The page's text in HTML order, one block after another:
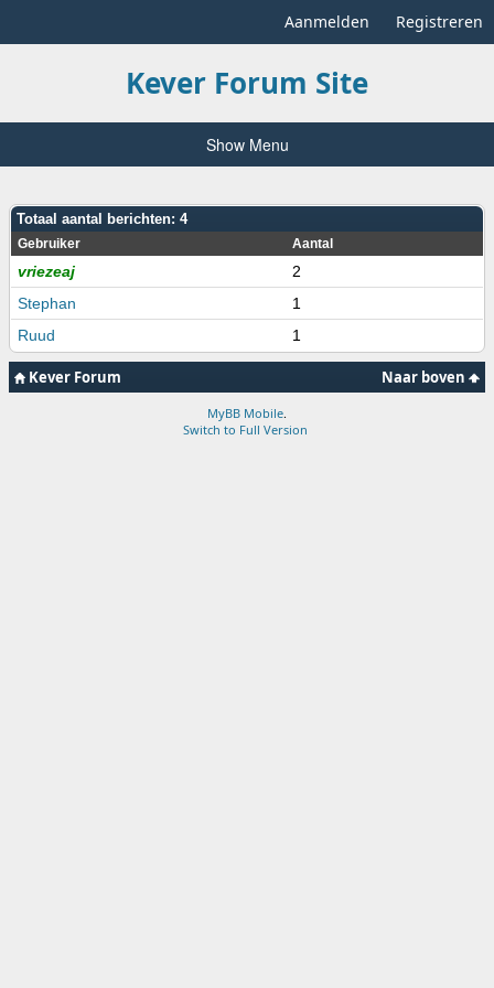
Aanmelden Registreren
Kever Forum Site
Show Menu
Totaal aantal berichten: 4
Gebruiker Aantal
vriezeaj
2
Stephan
1
Ruud
1
Naar boven
Kever Forum
MyBB Mobile
Switch to Full Version